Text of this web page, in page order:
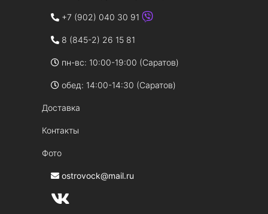
+7 (902) 040 30 91
8 (845-2) 26 15 81
пн-вс: 10:00-19:00 (Саратов)
обед: 14:00-14:30 (Саратов)
Доставка
Контакты
Фото
ostrovock@mail.ru